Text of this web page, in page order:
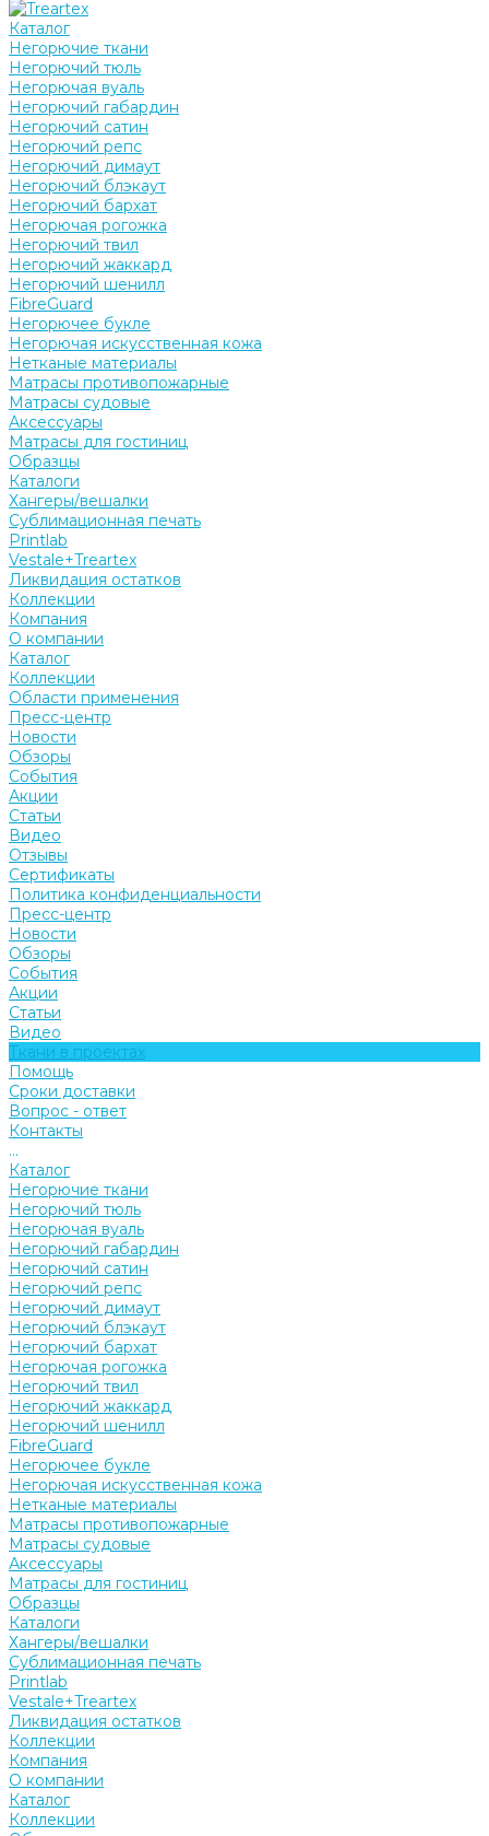
Каталог
Негорючие ткани
Негорючий тюль
Негорючая вуаль
Негорючий габардин
Негорючий сатин
Негорючий репс
Негорючий димаут
Негорючий блэкаут
Негорючий бархат
Негорючая рогожка
Негорючий твил
Негорючий жаккард
Негорючий шенилл
FibreGuard
Негорючее букле
Негорючая искусственная кожа
Нетканые материалы
Матрасы противопожарные
Матрасы судовые
Аксессуары
Матрасы для гостиниц
Образцы
Каталоги
Хангеры/вешалки
Сублимационная печать
Printlab
Vestale+Treartex
Ликвидация остатков
Коллекции
Компания
О компании
Каталог
Коллекции
Области применения
Пресс-центр
Новости
Обзоры
События
Акции
Статьи
Видео
Отзывы
Сертификаты
Политика конфиденциальности
Пресс-центр
Новости
Обзоры
События
Акции
Статьи
Видео
Ткани в проектах
Помощь
Сроки доставки
Вопрос - ответ
Контакты
...
Каталог
Негорючие ткани
Негорючий тюль
Негорючая вуаль
Негорючий габардин
Негорючий сатин
Негорючий репс
Негорючий димаут
Негорючий блэкаут
Негорючий бархат
Негорючая рогожка
Негорючий твил
Негорючий жаккард
Негорючий шенилл
FibreGuard
Негорючее букле
Негорючая искусственная кожа
Нетканые материалы
Матрасы противопожарные
Матрасы судовые
Аксессуары
Матрасы для гостиниц
Образцы
Каталоги
Хангеры/вешалки
Сублимационная печать
Printlab
Vestale+Treartex
Ликвидация остатков
Коллекции
Компания
О компании
Каталог
Коллекции